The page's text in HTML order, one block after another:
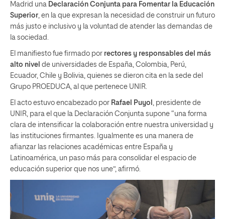
Madrid una Declaración Conjunta para Fomentar la Educación
Superior , en la que expresan la necesidad de construir un futuro
más justo e inclusivo y la voluntad de atender las demandas de
la sociedad.
El manifiesto fue firmado por rectores y responsables del más
alto nivel de universidades de España, Colombia, Perú,
Ecuador, Chile y Bolivia, quienes se dieron cita en la sede del
Grupo PROEDUCA, al que pertenece UNIR.
El acto estuvo encabezado por Rafael Puyol
, presidente de
UNIR, para el que la Declaración Conjunta supone “una forma
clara de intensificar la colaboración entre nuestra universidad y
las instituciones firmantes. Igualmente es una manera de
afianzar las relaciones académicas entre España y
Latinoamérica, un paso más para consolidar el espacio de
educación superior que nos une”, afirmó.